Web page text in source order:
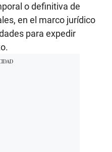
o definitiva de
en el marco jurídico
para expedir